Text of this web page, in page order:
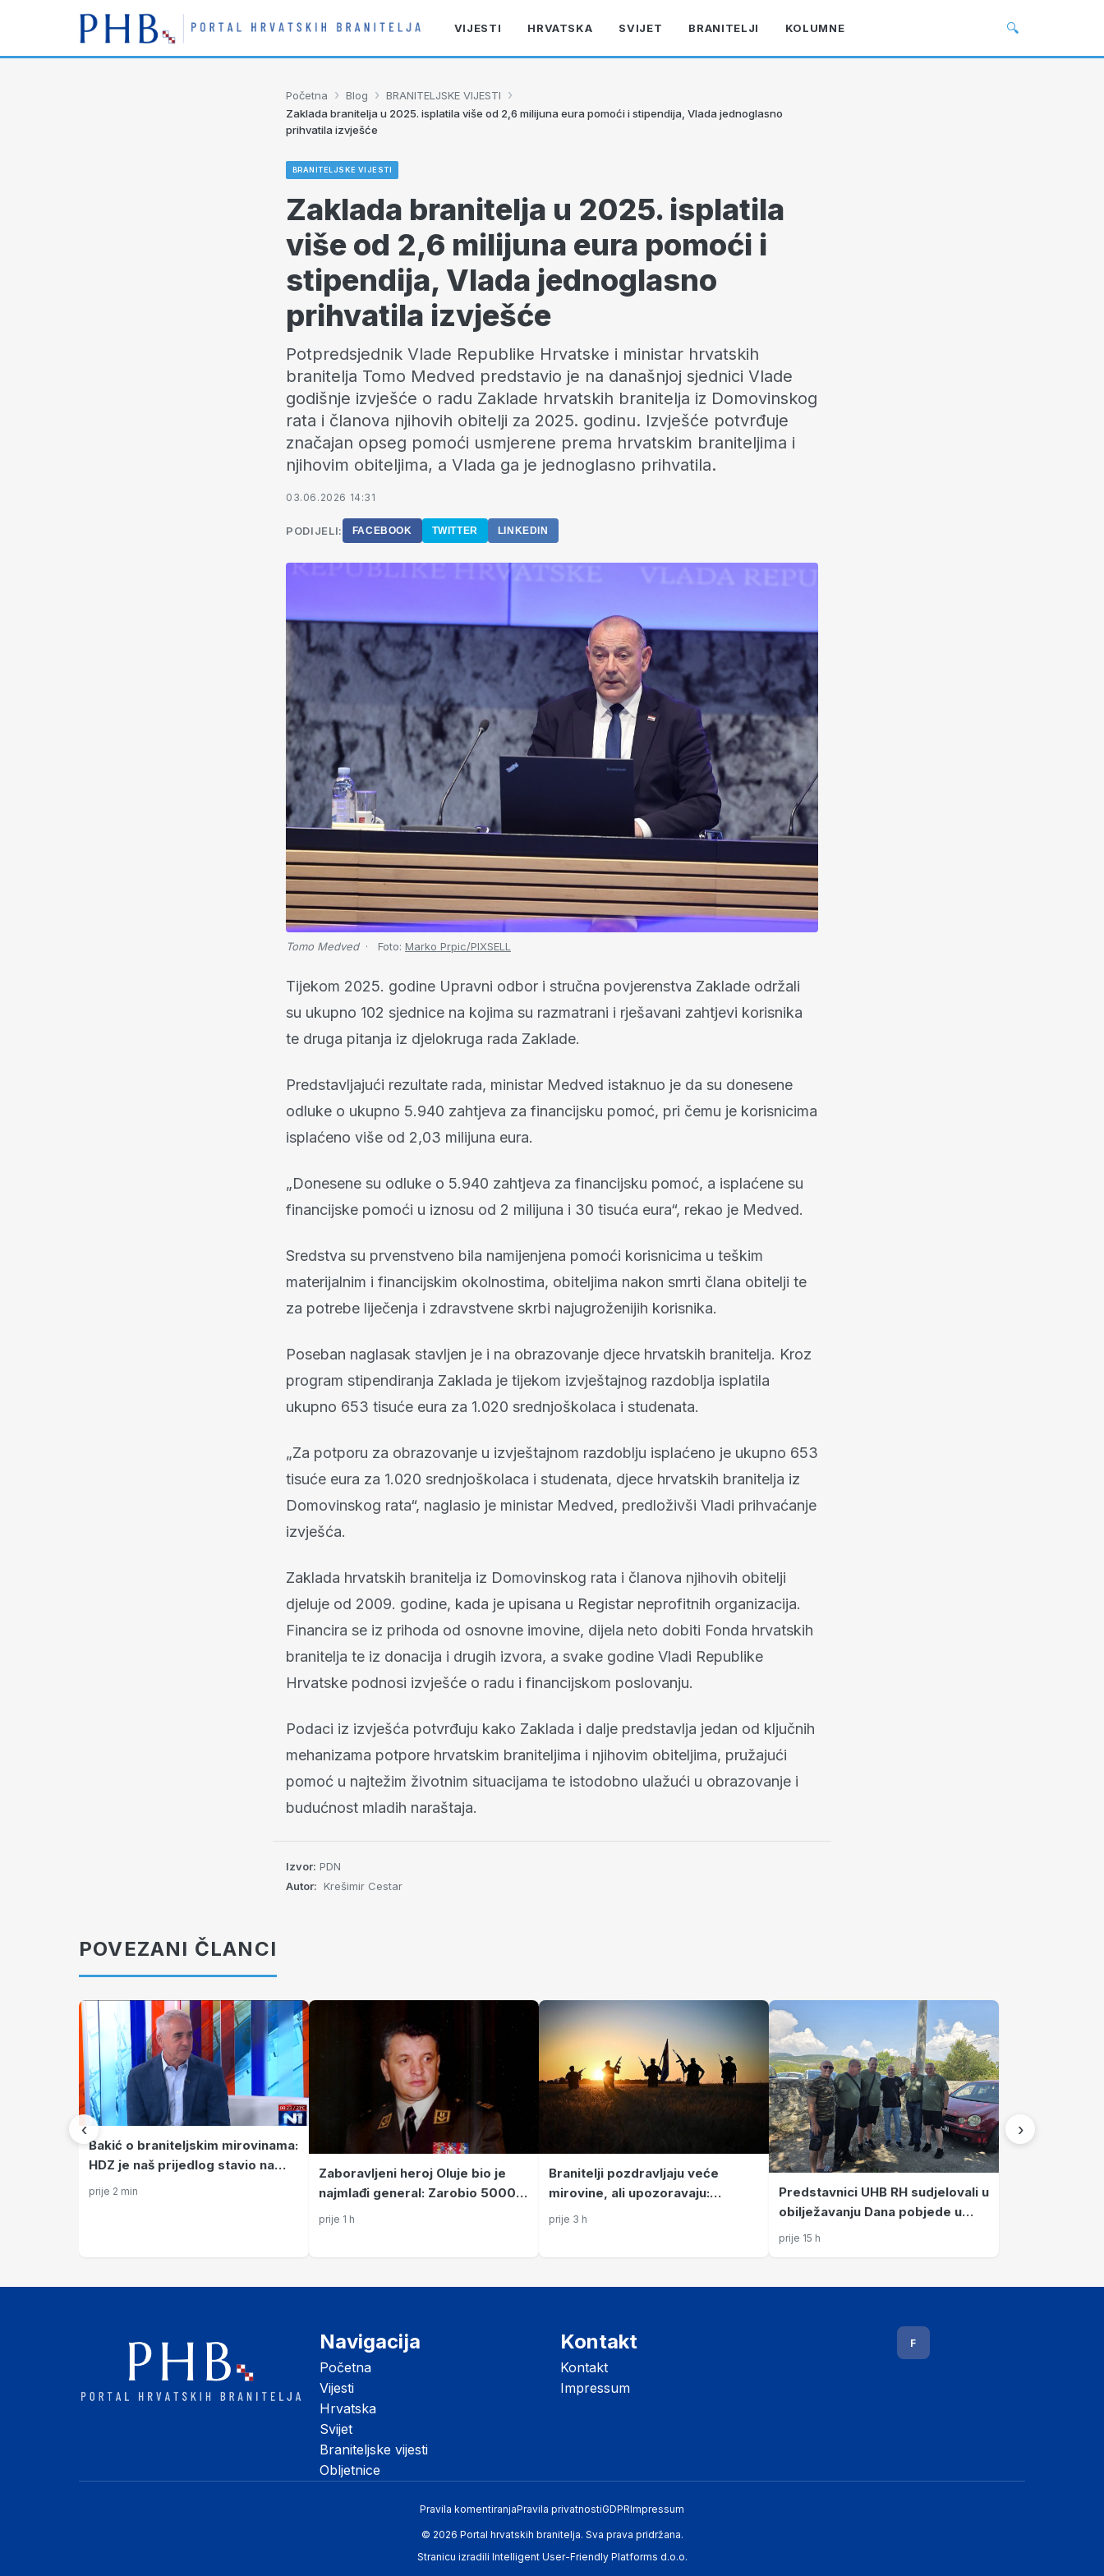
VIJESTI HRVATSKA SVIJET BRANITELJI KOLUMNE 🔍
Početna › Blog › BRANITELJSKE VIJESTI ›
Zaklada branitelja u 2025. isplatila više od 2,6 milijuna eura pomoći i stipendija, Vlada jednoglasno
prihvatila izvješće
BRANITELJSKE VIJESTI
Zaklada branitelja u 2025. isplatila
više od 2,6 milijuna eura pomoći i
stipendija, Vlada jednoglasno
prihvatila izvješće
Potpredsjednik Vlade Republike Hrvatske i ministar hrvatskih
branitelja Tomo Medved predstavio je na današnjoj sjednici Vlade
godišnje izvješće o radu Zaklade hrvatskih branitelja iz Domovinskog
rata i članova njihovih obitelji za 2025. godinu. Izvješće potvrđuje
značajan opseg pomoći usmjerene prema hrvatskim braniteljima i
njihovim obiteljima, a Vlada ga je jednoglasno prihvatila.
03.06.2026 14:31
PODIJELI: FACEBOOK TWITTER LINKEDIN
Tomo Medved Foto: Marko Prpic/PIXSELL
Tijekom 2025. godine Upravni odbor i stručna povjerenstva Zaklade održali
su ukupno 102 sjednice na kojima su razmatrani i rješavani zahtjevi korisnika
te druga pitanja iz djelokruga rada Zaklade.
Predstavljajući rezultate rada, ministar Medved istaknuo je da su donesene
odluke o ukupno 5.940 zahtjeva za financijsku pomoć, pri čemu je korisnicima
isplaćeno više od 2,03 milijuna eura.
„Donesene su odluke o 5.940 zahtjeva za financijsku pomoć, a isplaćene su
financijske pomoći u iznosu od 2 milijuna i 30 tisuća eura“, rekao je Medved.
Sredstva su prvenstveno bila namijenjena pomoći korisnicima u teškim
materijalnim i financijskim okolnostima, obiteljima nakon smrti člana obitelji te
za potrebe liječenja i zdravstvene skrbi najugroženijih korisnika.
Poseban naglasak stavljen je i na obrazovanje djece hrvatskih branitelja. Kroz
program stipendiranja Zaklada je tijekom izvještajnog razdoblja isplatila
ukupno 653 tisuće eura za 1.020 srednjoškolaca i studenata.
„Za potporu za obrazovanje u izvještajnom razdoblju isplaćeno je ukupno 653
tisuće eura za 1.020 srednjoškolaca i studenata, djece hrvatskih branitelja iz
Domovinskog rata“, naglasio je ministar Medved, predloživši Vladi prihvaćanje
izvješća.
Zaklada hrvatskih branitelja iz Domovinskog rata i članova njihovih obitelji
djeluje od 2009. godine, kada je upisana u Registar neprofitnih organizacija.
Financira se iz prihoda od osnovne imovine, dijela neto dobiti Fonda hrvatskih
branitelja te iz donacija i drugih izvora, a svake godine Vladi Republike
Hrvatske podnosi izvješće o radu i financijskom poslovanju.
Podaci iz izvješća potvrđuju kako Zaklada i dalje predstavlja jedan od ključnih
mehanizama potpore hrvatskim braniteljima i njihovim obiteljima, pružajući
pomoć u najtežim životnim situacijama te istodobno ulažući u obrazovanje i
budućnost mladih naraštaja.
Izvor: PDN
Autor: Krešimir Cestar
POVEZANI ČLANCI
‹
Bakić o braniteljskim mirovinama:
HDZ je naš prijedlog stavio na
čekanje pa predstavio svoj
prije 2 min
Zaboravljeni heroj Oluje bio je
najmlađi general: Zarobio 5000
vojnika, a slavu pokupio Petar
prije 1 h
Branitelji pozdravljaju veće
mirovine, ali upozoravaju:
"Nepravde još postoje"
prije 3 h
Predstavnici UHB RH sudjelovali u
obilježavanju Dana pobjede u
Kninu
prije 15 h
›
Navigacija
Početna
Vijesti
Hrvatska
Svijet
Braniteljske vijesti
Obljetnice
Kontakt
Kontakt
Impressum
F
Pravila komentiranjaPravila privatnostiGDPRImpressum
© 2026 Portal hrvatskih branitelja. Sva prava pridržana.
Stranicu izradili Intelligent User-Friendly Platforms d.o.o.